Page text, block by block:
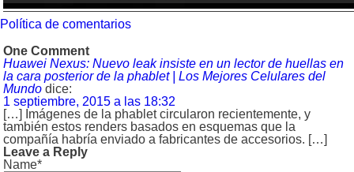
Política de comentarios
One Comment
Huawei Nexus: Nuevo leak insiste en un lector de huellas en
la cara posterior de la phablet | Los Mejores Celulares del
Mundo dice:
1 septiembre, 2015 a las 18:32
[…] Imágenes de la phablet circularon recientemente, y
también estos renders basados en esquemas que la
compañía habría enviado a fabricantes de accesorios. […]
Leave a Reply
Name*